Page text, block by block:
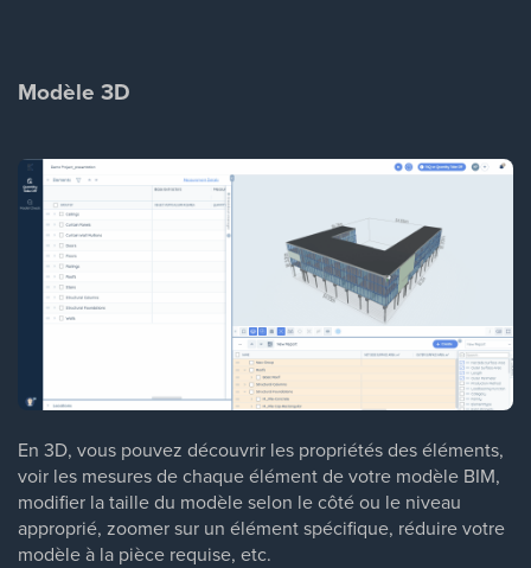
Modèle 3D
En 3D, vous pouvez découvrir les propriétés des éléments,
voir les mesures de chaque élément de votre modèle BIM,
modifier la taille du modèle selon le côté ou le niveau
approprié, zoomer sur un élément spécifique, réduire votre
modèle à la pièce requise, etc.